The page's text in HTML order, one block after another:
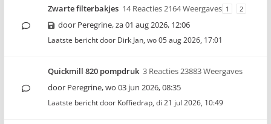
Zwarte filterbakjes 14 Reacties 2164 Weergaves 1 2
door Peregrine,za 01 aug 2026, 12:06
Laatste bericht door Dirk Jan, wo 05 aug 2026, 17:01
Quickmill 820 pompdruk 3 Reacties 23883 Weergaves
door Peregrine,wo 03 jun 2026, 08:35
Laatste bericht door Koffiedrap, di 21 jul 2026, 10:49